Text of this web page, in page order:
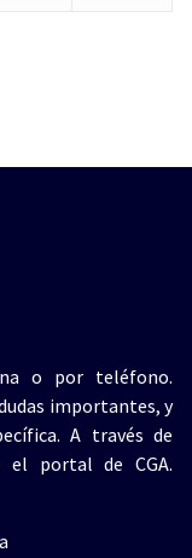
o por teléfono.
importantes, y
A través de
el portal de CGA.